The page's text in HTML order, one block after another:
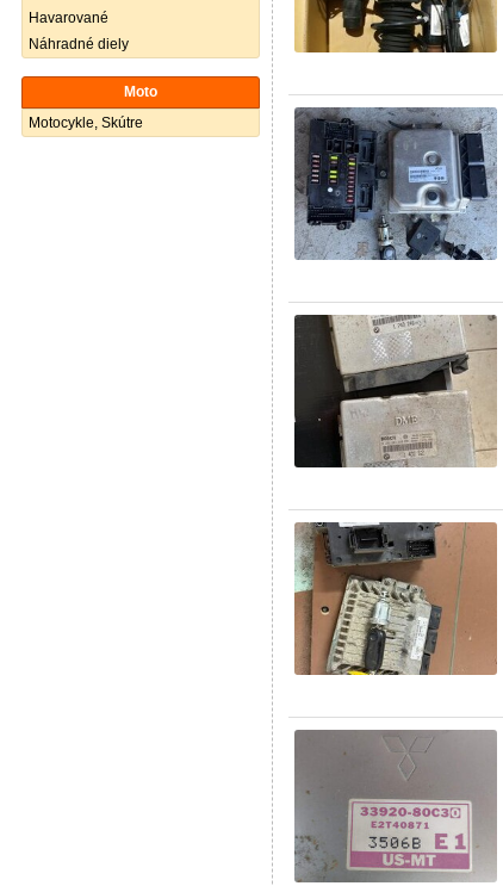
Havarované
Náhradné diely
Moto
Motocykle, Skútre